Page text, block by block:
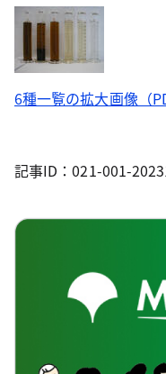
6種一覧の拡大画像（
記事ID：021-001-